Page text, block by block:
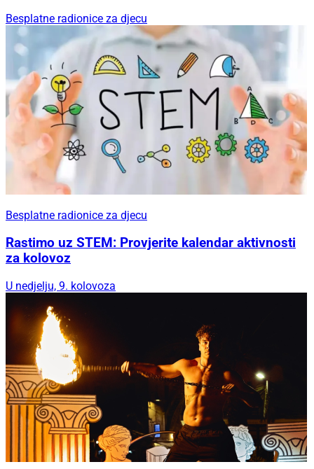
Besplatne radionice za djecu
Besplatne radionice za djecu
Rastimo uz STEM: Provjerite kalendar aktivnosti
za kolovoz
U nedjelju, 9. kolovoza